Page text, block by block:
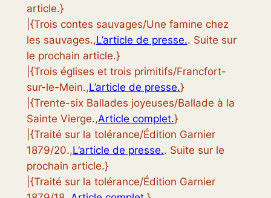
article.}
|{Trois contes sauvages/Une famine chez
les sauvages.,L’article de presse.. Suite sur
le prochain article.}
|{Trois églises et trois primitifs/Francfort-
sur-le-Mein.,L’article de presse.}
|{Trente-six Ballades joyeuses/Ballade à la
Sainte Vierge.,Article complet.}
|{Traité sur la tolérance/Édition Garnier
1879/20.,L’article de presse.. Suite sur le
prochain article.}
|{Traité sur la tolérance/Édition Garnier